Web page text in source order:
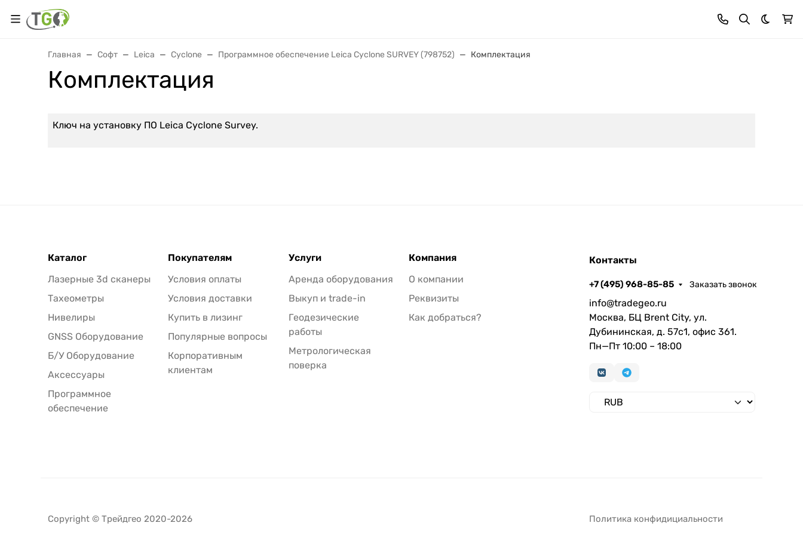
Темная
Главная Софт Leica Cyclone Программное обеспечение Leica Cyclone SURVEY (798752) Комплектация
Комплектация
Ключ на установку ПО Leica Cyclone Survey.
Каталог
Лазерные 3d сканеры
Тахеометры
Нивелиры
GNSS Оборудование
Б/У Оборудование
Аксессуары
Программное
обеспечение
Покупателям
Условия оплаты
Условия доставки
Купить в лизинг
Популярные вопросы
Корпоративным
клиентам
Услуги
Аренда оборудования
Выкуп и trade-in
Геодезические
работы
Метрологическая
поверка
Компания
О компании
Реквизиты
Как добраться?
Контакты
+7 (495) 968-85-85 Заказать звонок
info@tradegeo.ru
Москва, БЦ Brent City, ул.
Дубининская, д. 57с1, офис 361.
Пн—Пт 10:00 – 18:00
Copyright © Трейдгео 2020-2026 Политика конфидициальности